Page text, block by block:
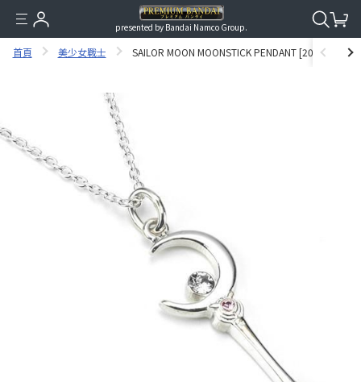
presented by Bandai Namco Group.
首頁 美少女戰士 SAILOR MOON MOONSTICK PENDANT [2015年8月